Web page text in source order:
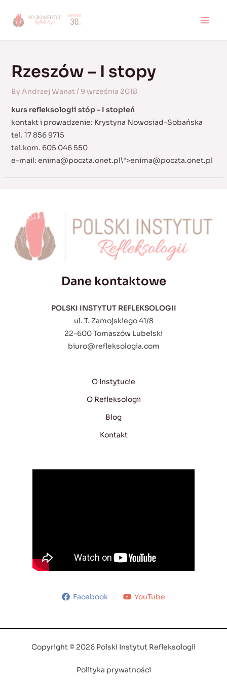
Rzeszów – I stopy
By Andrzej Wanat/ 9 września 2018
kurs refleksologii stóp – I stopień
kontakt i prowadzenie: Krystyna Nowosiad-Sobańska
tel. 17 856 9715
tel.kom. 605 046 550
e-mail: enima@poczta.onet.pl\">enima@poczta.onet.pl
Dane kontaktowe
POLSKI INSTYTUT REFLEKSOLOGII
ul. T. Zamojskiego 41/8
22-600 Tomaszów Lubelski
biuro@refleksologia.com
O Instytucie
O Refleksologii
Blog
Kontakt
Facebook YouTube
Copyright © 2026 Polski Instytut Refleksologii
Polityka prywatności